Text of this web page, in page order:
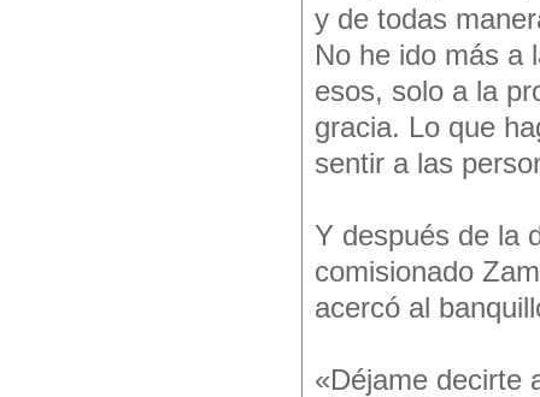
y de todas
No he ido más a
esos, solo a la
gracia. Lo que
sentir a las
Y después de la
comisionado
acercó al
«Déjame decirte